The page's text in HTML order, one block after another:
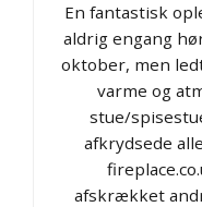
En fantastisk
aldrig engang
oktober, men
varme og
stue/
afkrydsede
afskrækket